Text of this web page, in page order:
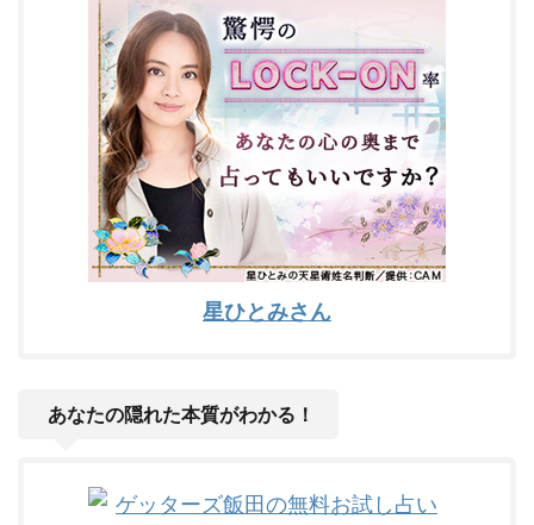
星ひとみさん
あなたの隠れた本質がわかる！